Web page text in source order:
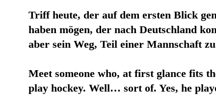
Triff heute, der auf dem ersten Blick
haben mögen, der nach Deutschland
aber sein Weg, Teil einer Mannschaft
Meet someone who, at first glance fits
play hockey. Well… sort of. Yes, he